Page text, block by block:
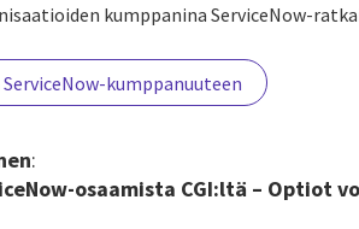
kumppanina ServiceNow-
kumppanuuteen
:
osaamista CGI:ltä – Optiot